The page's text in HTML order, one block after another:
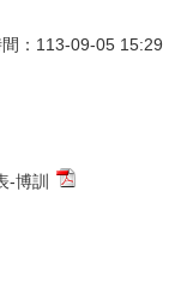
：113-09-05 15:29
-博訓